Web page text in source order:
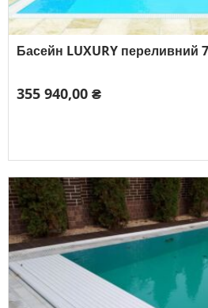
Басейн LUXURY переливний
355 940,00 ₴